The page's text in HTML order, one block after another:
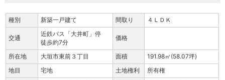
種別 新築一戸建て 間取り ４ＬＤＫ
交通
近鉄バス「大井町」停
徒歩約7分
価格
所在地 大垣市東前３丁目 面積
191.98㎡(58.07坪)
地目
宅地 土地権利
所有権